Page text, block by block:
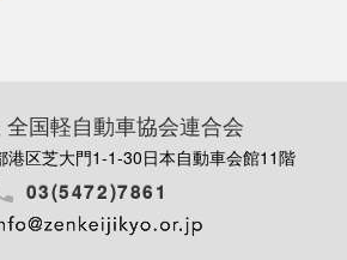
全国軽自動車協会連合会
港区芝大門1-1-30日本自動車会館11階
03(5472)7861